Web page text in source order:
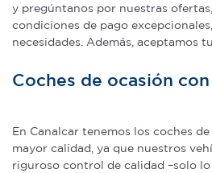
y pregúntanos por nuestras
condiciones de pago
necesidades. Además, aceptamos
Coches de ocasión
En Canalcar tenemos los coches
mayor calidad, ya que nuestros
riguroso control de calidad –solo lo